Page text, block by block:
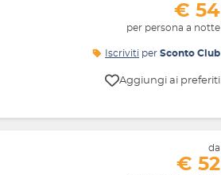
€ 54
per persona a notte
Iscriviti per Sconto Club
Aggiungi ai preferiti
da
€ 52